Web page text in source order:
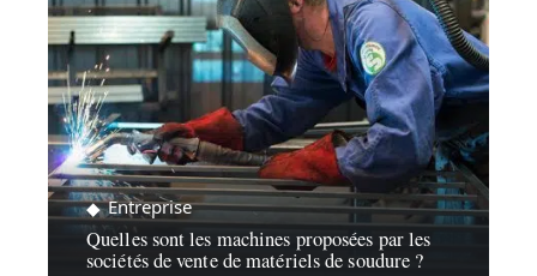
Entreprise
Quelles sont les machines proposées par les
sociétés de vente de matériels de soudure ?